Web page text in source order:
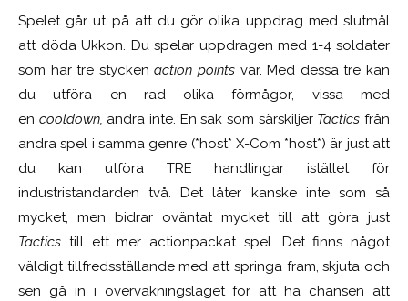
Spelet går ut på att du gör olika uppdrag med slutmål
att döda Ukkon. Du spelar uppdragen med 1-4 soldater
som har tre styckenaction points var. Med dessa tre kan
du utföra en rad olika förmågor, vissa med
en cooldown, andra inte. En sak som särskiljer Tacticsfrån
andra spel i samma genre (*host* X-Com *host*) är just att
du kan utföra TRE handlingar istället för
industristandarden två. Det låter kanske inte som så
mycket, men bidrar oväntat mycket till att göra just
Tactics till ett mer actionpackat spel. Det finns något
väldigt tillfredsställande med att springa fram, skjuta och
sen gå in i övervakningsläget för att ha chansen att